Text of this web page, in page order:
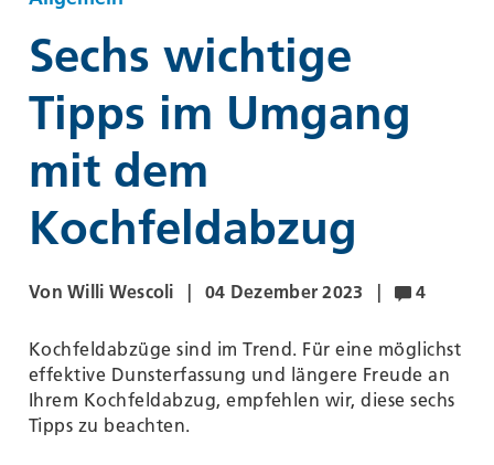
WESCO
Sechs wichtige
Tipps im Umgang
mit dem
Kochfeldabzug
Von Willi Wescoli 04 Dezember 2023 4
Kochfeldabzüge sind im Trend. Für eine möglichst
effektive Dunsterfassung und längere Freude an
Ihrem Kochfeldabzug, empfehlen wir, diese sechs
Tipps zu beachten.